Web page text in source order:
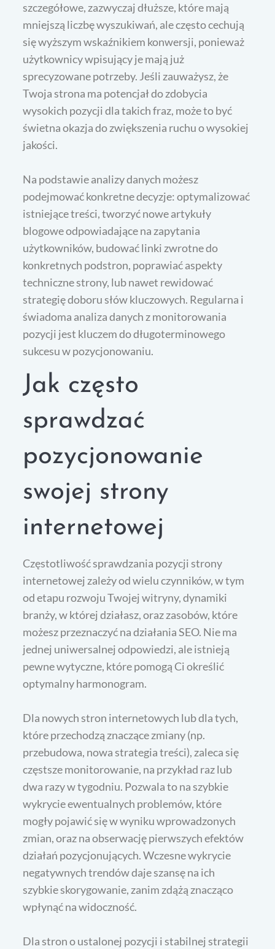
szczegółowe, zazwyczaj dłuższe, które mają
mniejszą liczbę wyszukiwań, ale często cechują
się wyższym wskaźnikiem konwersji, ponieważ
użytkownicy wpisujący je mają już
sprecyzowane potrzeby. Jeśli zauważysz, że
Twoja strona ma potencjał do zdobycia
wysokich pozycji dla takich fraz, może to być
świetna okazja do zwiększenia ruchu o wysokiej
jakości.
Na podstawie analizy danych możesz
podejmować konkretne decyzje: optymalizować
istniejące treści, tworzyć nowe artykuły
blogowe odpowiadające na zapytania
użytkowników, budować linki zwrotne do
konkretnych podstron, poprawiać aspekty
techniczne strony, lub nawet rewidować
strategię doboru słów kluczowych. Regularna i
świadoma analiza danych z monitorowania
pozycji jest kluczem do długoterminowego
sukcesu w pozycjonowaniu.
Jak często
sprawdzać
pozycjonowanie
swojej strony
internetowej
Częstotliwość sprawdzania pozycji strony
internetowej zależy od wielu czynników, w tym
od etapu rozwoju Twojej witryny, dynamiki
branży, w której działasz, oraz zasobów, które
możesz przeznaczyć na działania SEO. Nie ma
jednej uniwersalnej odpowiedzi, ale istnieją
pewne wytyczne, które pomogą Ci określić
optymalny harmonogram.
Dla nowych stron internetowych lub dla tych,
które przechodzą znaczące zmiany (np.
przebudowa, nowa strategia treści), zaleca się
częstsze monitorowanie, na przykład raz lub
dwa razy w tygodniu. Pozwala to na szybkie
wykrycie ewentualnych problemów, które
mogły pojawić się w wyniku wprowadzonych
zmian, oraz na obserwację pierwszych efektów
działań pozycjonujących. Wczesne wykrycie
negatywnych trendów daje szansę na ich
szybkie skorygowanie, zanim zdążą znacząco
wpłynąć na widoczność.
Dla stron o ustalonej pozycji i stabilnej strategii